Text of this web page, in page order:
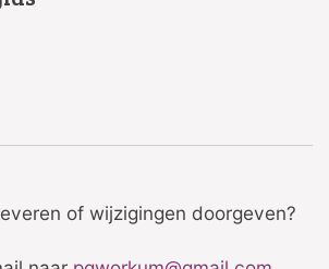
of wijzigingen doorgeven?